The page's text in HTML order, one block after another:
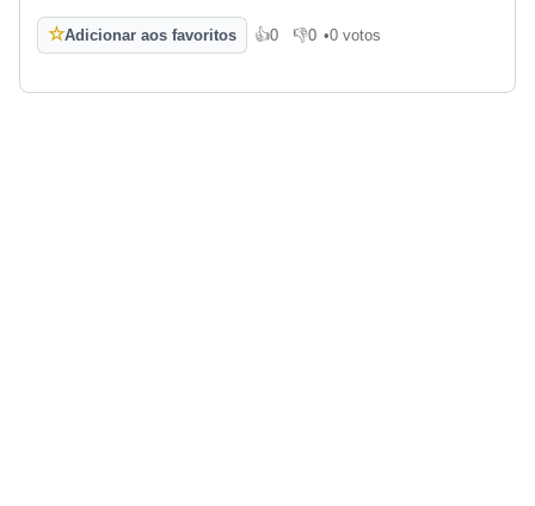
☆Adicionar aos favoritos 👍0
Gosto 👎0
Não gosto
•0 votos